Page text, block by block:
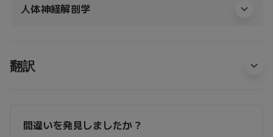
人体神経解剖学
翻訳
間違いを発見しましたか？